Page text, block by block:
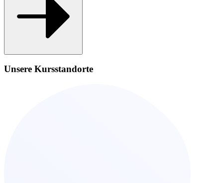
Unsere Kursstandorte